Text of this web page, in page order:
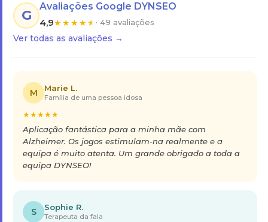
G
Avaliações Google DYNSEO
4,9★★★★★ · 49 avaliações
Ver todas as avaliações →
M Marie L.
Família de uma pessoa idosa
★★★★★
Aplicação fantástica para a minha mãe com
Alzheimer. Os jogos estimulam-na realmente e a
equipa é muito atenta. Um grande obrigado a toda a
equipa DYNSEO!
S Sophie R.
Terapeuta da fala